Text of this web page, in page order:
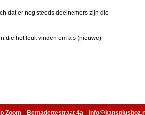
dat er nog steeds deelnemers zijn die
die het leuk vinden om als (nieuwe)
Zoom Bernadettestraat 4a